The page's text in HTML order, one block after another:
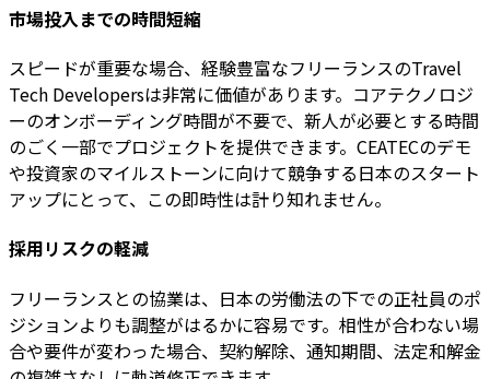
市場投入までの時間短縮
スピードが重要な場合、経験豊富なフリーランスのTravel
Tech Developersは非常に価値があります。コアテクノロジ
ーのオンボーディング時間が不要で、新人が必要とする時間
のごく一部でプロジェクトを提供できます。CEATECのデモ
や投資家のマイルストーンに向けて競争する日本のスタート
アップにとって、この即時性は計り知れません。
採用リスクの軽減
フリーランスとの協業は、日本の労働法の下での正社員のポ
ジションよりも調整がはるかに容易です。相性が合わない場
合や要件が変わった場合、契約解除、通知期間、法定和解金